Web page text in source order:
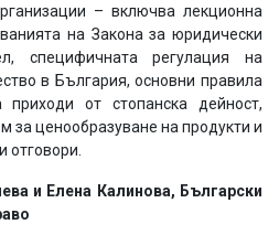
– включва лекционна
на Закона за юридически
специфичната регулация на
в България, основни правила
от стопанска дейност,
за ценообразуване на продукти и
отговори.
и Елена Калинова, Български